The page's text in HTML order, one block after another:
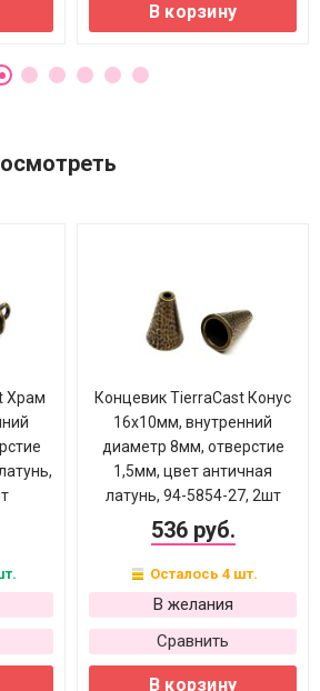
В корзину
Храм
Концевик TierraCast Конус
16х10мм, внутренний
диаметр 8мм, отверстие
1,5мм, цвет античная
латунь, 94-5854-27, 2шт
536 руб.
Осталось 4 шт.
В желания
Сравнить
В корзину